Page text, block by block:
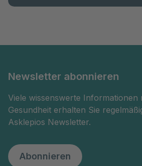
Newsletter abonnieren
Viele wissenswerte Informationen
Gesundheit erhalten Sie
Asklepios Newsletter.
Abonnieren